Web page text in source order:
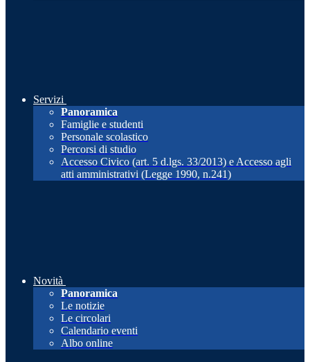
Servizi
Panoramica
Famiglie e studenti
Personale scolastico
Percorsi di studio
Accesso Civico (art. 5 d.lgs. 33/2013) e Accesso agli
atti amministrativi (Legge 1990, n.241)
Novità
Panoramica
Le notizie
Le circolari
Calendario eventi
Albo online